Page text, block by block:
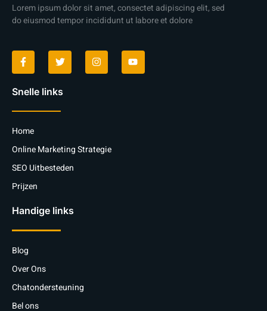
Lorem ipsum dolor sit amet, consectet adipiscing elit, sed
do eiusmod tempor incididunt ut labore et dolore
Snelle links
Home
Online Marketing Strategie
SEO Uitbesteden
Prijzen
Handige links
Blog
Over Ons
Chatondersteuning
Bel ons